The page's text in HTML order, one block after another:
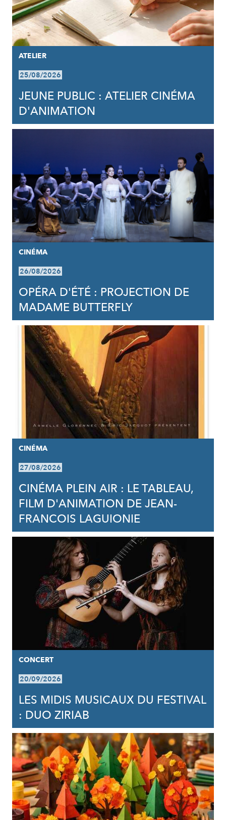
ATELIER
25/08/2026
JEUNE PUBLIC : ATELIER CINÉMA
D'ANIMATION
CINÉMA
26/08/2026
OPÉRA D'ÉTÉ : PROJECTION DE
MADAME BUTTERFLY
CINÉMA
27/08/2026
CINÉMA PLEIN AIR : LE TABLEAU,
FILM D'ANIMATION DE JEAN-
FRANCOIS LAGUIONIE
CONCERT
20/09/2026
LES MIDIS MUSICAUX DU FESTIVAL
: DUO ZIRIAB